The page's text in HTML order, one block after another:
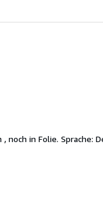
noch in Folie. Sprache: